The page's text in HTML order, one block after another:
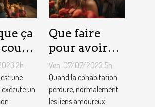
ça
2h
une
un
Que faire
pour avoir
toujours la
vie rose en
couple ?
Ven. 07/07/2023 5h
Quand la cohabitation
perdure, normalement
les liens amoureux